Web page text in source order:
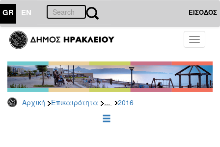
GR EN ΕΙΣΟΔΟΣ
Toggle
Αρχική Επικαιρότητα ... 2016
ΕΠΙΚΑΙΡΟΤΗΤΑ
-
Δημοπρασίες
Αρχείο
2026